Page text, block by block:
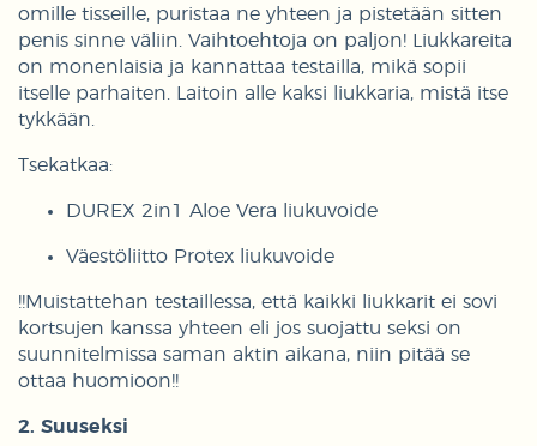
omille tisseille, puristaa ne yhteen ja pistetään sitten
penis sinne väliin. Vaihtoehtoja on paljon! Liukkareita
on monenlaisia ja kannattaa testailla, mikä sopii
itselle parhaiten. Laitoin alle kaksi liukkaria, mistä itse
tykkään.
Tsekatkaa:
DUREX 2in1 Aloe Vera liukuvoide
Väestöliitto Protex liukuvoide
!!Muistattehan testaillessa, että kaikki liukkarit ei sovi
kortsujen kanssa yhteen eli jos suojattu seksi on
suunnitelmissa saman aktin aikana, niin pitää se
ottaa huomioon!!
2. Suuseksi